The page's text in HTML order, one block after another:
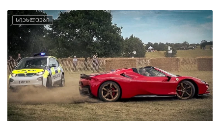
სიახლეები